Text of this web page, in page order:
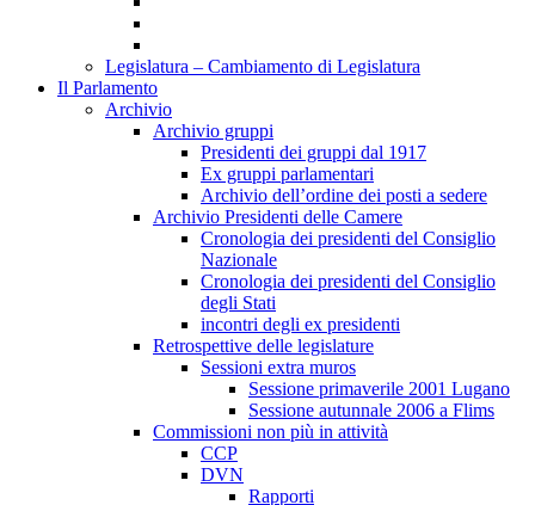
Legislatura – Cambiamento di Legislatura
Il Parlamento
Archivio
Archivio gruppi
Presidenti dei gruppi dal 1917
Ex gruppi parlamentari
Archivio dell’ordine dei posti a sedere
Archivio Presidenti delle Camere
Cronologia dei presidenti del Consiglio
Nazionale
Cronologia dei presidenti del Consiglio
degli Stati
incontri degli ex presidenti
Retrospettive delle legislature
Sessioni extra muros
Sessione primaverile 2001 Lugano
Sessione autunnale 2006 a Flims
Commissioni non più in attività
CCP
DVN
Rapporti